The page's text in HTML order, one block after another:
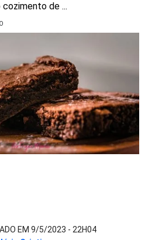
cozimento de ...
EM 9/5/2023 - 22H04